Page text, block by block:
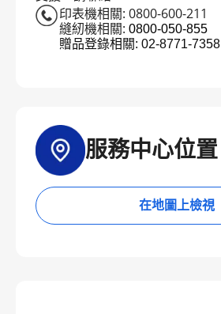
印表機相關: 0800-600-211
縫紉機相關: 0800-050-855
贈品登錄相關: 02-8771-7358
服務中心位置
在地圖上檢視